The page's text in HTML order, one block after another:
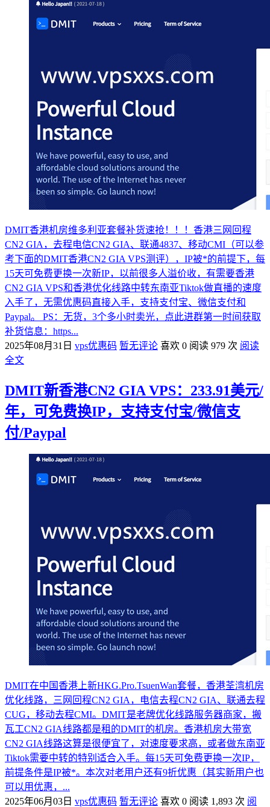
DMIT香港机房维多利亚套餐补货速抢！！！香港三网回程
CN2 GIA，去程电信CN2 GIA、联通4837、移动CMI（可以参
考下面的DMIT香港CN2 GIA VPS测评），IP被*的前提下，每
15天可免费更换一次新IP，以前很多人溢价收，有需要香港
CN2 GIA VPS和香港优化线路中转东南亚Tiktok做直播的速度
入手了，无需优惠码直接入手，支持支付宝、微信支付和
Paypal。 PS：无货，3个多小时卖光，点此进群第一时间获取
补货信息：https...
2025年08月31日 vps优惠码 暂无评论 喜欢 0 阅读 979 次 阅读
全文
DMIT新香港CN2 GIA VPS：233.91美元/
年，可免费换IP，支持支付宝/微信支
付/Paypal
DMIT在中国香港上新HKG.Pro.TsuenWan套餐，香港荃湾机房
优化线路，三网回程CN2 GIA，电信去程CN2 GIA、联通去程
CUG，移动去程CMI。DMIT是老牌优化线路服务器商家，搬
瓦工CN2 GIA线路都是租的DMIT的机房。香港机房大带宽
CN2 GIA线路这算是很便宜了，对速度要求高，或者做东南亚
Tiktok需要中转的特别适合入手。每15天可免费更换一次IP，
前提条件是IP被*。本次对老用户还有9折优惠（其实新用户也
可以用优惠，...
2025年06月03日 vps优惠码 暂无评论 喜欢 0 阅读 1,893 次 阅